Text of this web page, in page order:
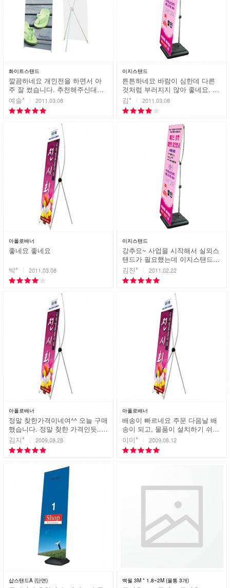
화이트스탠드
깔끔하네요 개인전을 하면서 아
주 잘 썼습니다. 추천해주신대로
깔끔하네요. 감사합니다.
예술* 2011.03.08
이지스탠드
튼튼하네요 바람이 심한데 다른
것처럼 부러지지 않아 좋네요. 만
족합니다.
김* 2011.03.08
아폴로배너
좋네요 좋네요
박*
2011.03.08
이지스탠드
강추요~ 사업을 시작해서 실외스
탠드가 필요했는데 이지스탠드를
추천해 주시더라구요 역시 추천
해주신만큼 튼튼하고 사용하기
편해서 너무 좋았습니다. 완죤 강
추입니다. 감사해요
김진* 2011.02.22
아폴로배너
정말 찾한가격이네여^^ 오늘 구매
했습니다. 정말 찾한 가격인듯..가
격만큼 제품도 착하고 튼튼했으
면 좋겠네요^^
김지* 2009.08.28
아폴로배너
배송이 빠르네요 주문 다음날 배
송이 되고, 물품이 설치하기 쉬워
서 좋네요~! 수고하세요
이미* 2009.08.12
샵스탠드A (단면) 백월 3M * 1.8~2M (물통 3개)